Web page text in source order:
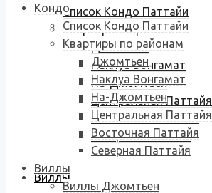
Список Кондо Паттайи
Квартиры по районам
Джомтьен
Наклуа Вонгамат
На-Джомтьен
Центральная Паттайя
Восточная Паттайя
Северная Паттайя
Виллы
Кондо
Список Кондо Паттайи
Квартиры по районам
Джомтьен
Наклуа Вонгамат
На-Джомтьен
Центральная Паттайя
Восточная Паттайя
Северная Паттайя
Виллы
Виллы Джомтьен